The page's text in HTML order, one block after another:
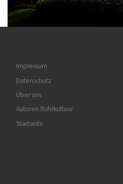
Impressum
Datenschutz
Über uns
Autoren Ruhrkultour
Startseite